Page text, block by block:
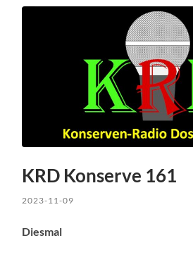
KRD Konserve 161
2023-11-09
Diesmal